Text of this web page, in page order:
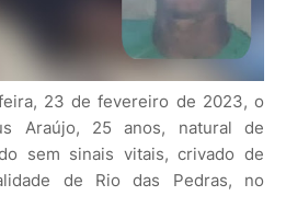
23 de fevereiro de 2023, o
Araújo, 25 anos, natural de
sem sinais vitais, crivado de
de Rio das Pedras, no